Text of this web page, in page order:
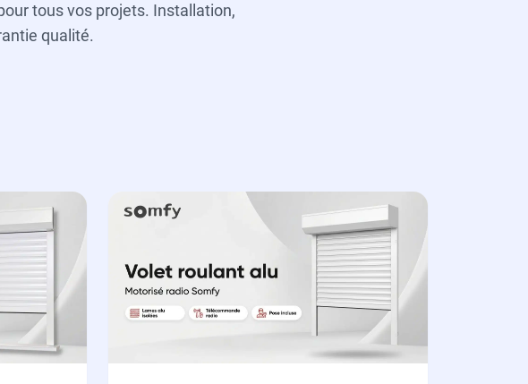
tous vos projets. Installation,
qualité.